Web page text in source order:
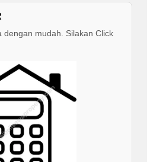
dengan mudah. Silakan Click